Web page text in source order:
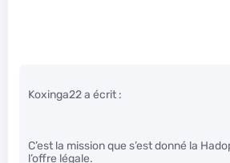
Koxinga22 a écrit :
C’est la mission que s’est donné la
l’offre légale.